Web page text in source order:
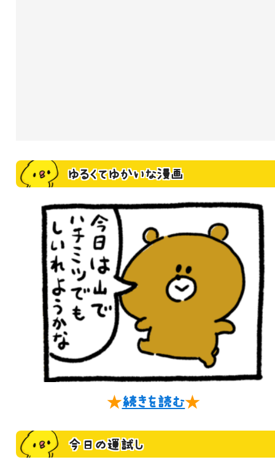
ゆるくてゆかいな漫画
★続きを読む★
今日の運試し